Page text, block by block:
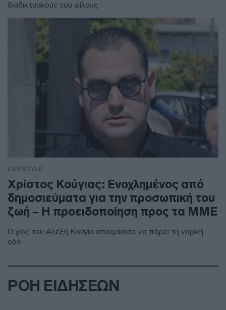
διαδικτυακούς του φίλους
LIFESTYLE
Χρίστος Κούγιας: Ενοχλημένος από
δημοσιεύματα για την προσωπική του
ζωή – Η προειδοποίηση προς τα ΜΜΕ
Ο γιος του Αλέξη Κούγια αποφάσισε να πάρει τη νομική
οδό
ΡΟΗ ΕΙΔΗΣΕΩΝ